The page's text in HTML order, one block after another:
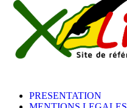
PRESENTATION